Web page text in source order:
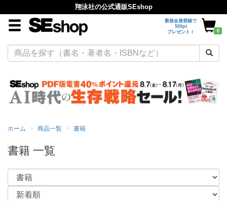
翔泳社の公式通販SEshop
新規会員登録で
500pt
プレゼント！
0
ホーム 商品一覧 書籍
書籍 一覧